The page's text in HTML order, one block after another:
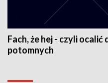
Fach, że hej - czyli ocalić
potomnych